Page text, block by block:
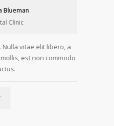
Blueman
Clinic
vitae elit libero, a
est non commodo